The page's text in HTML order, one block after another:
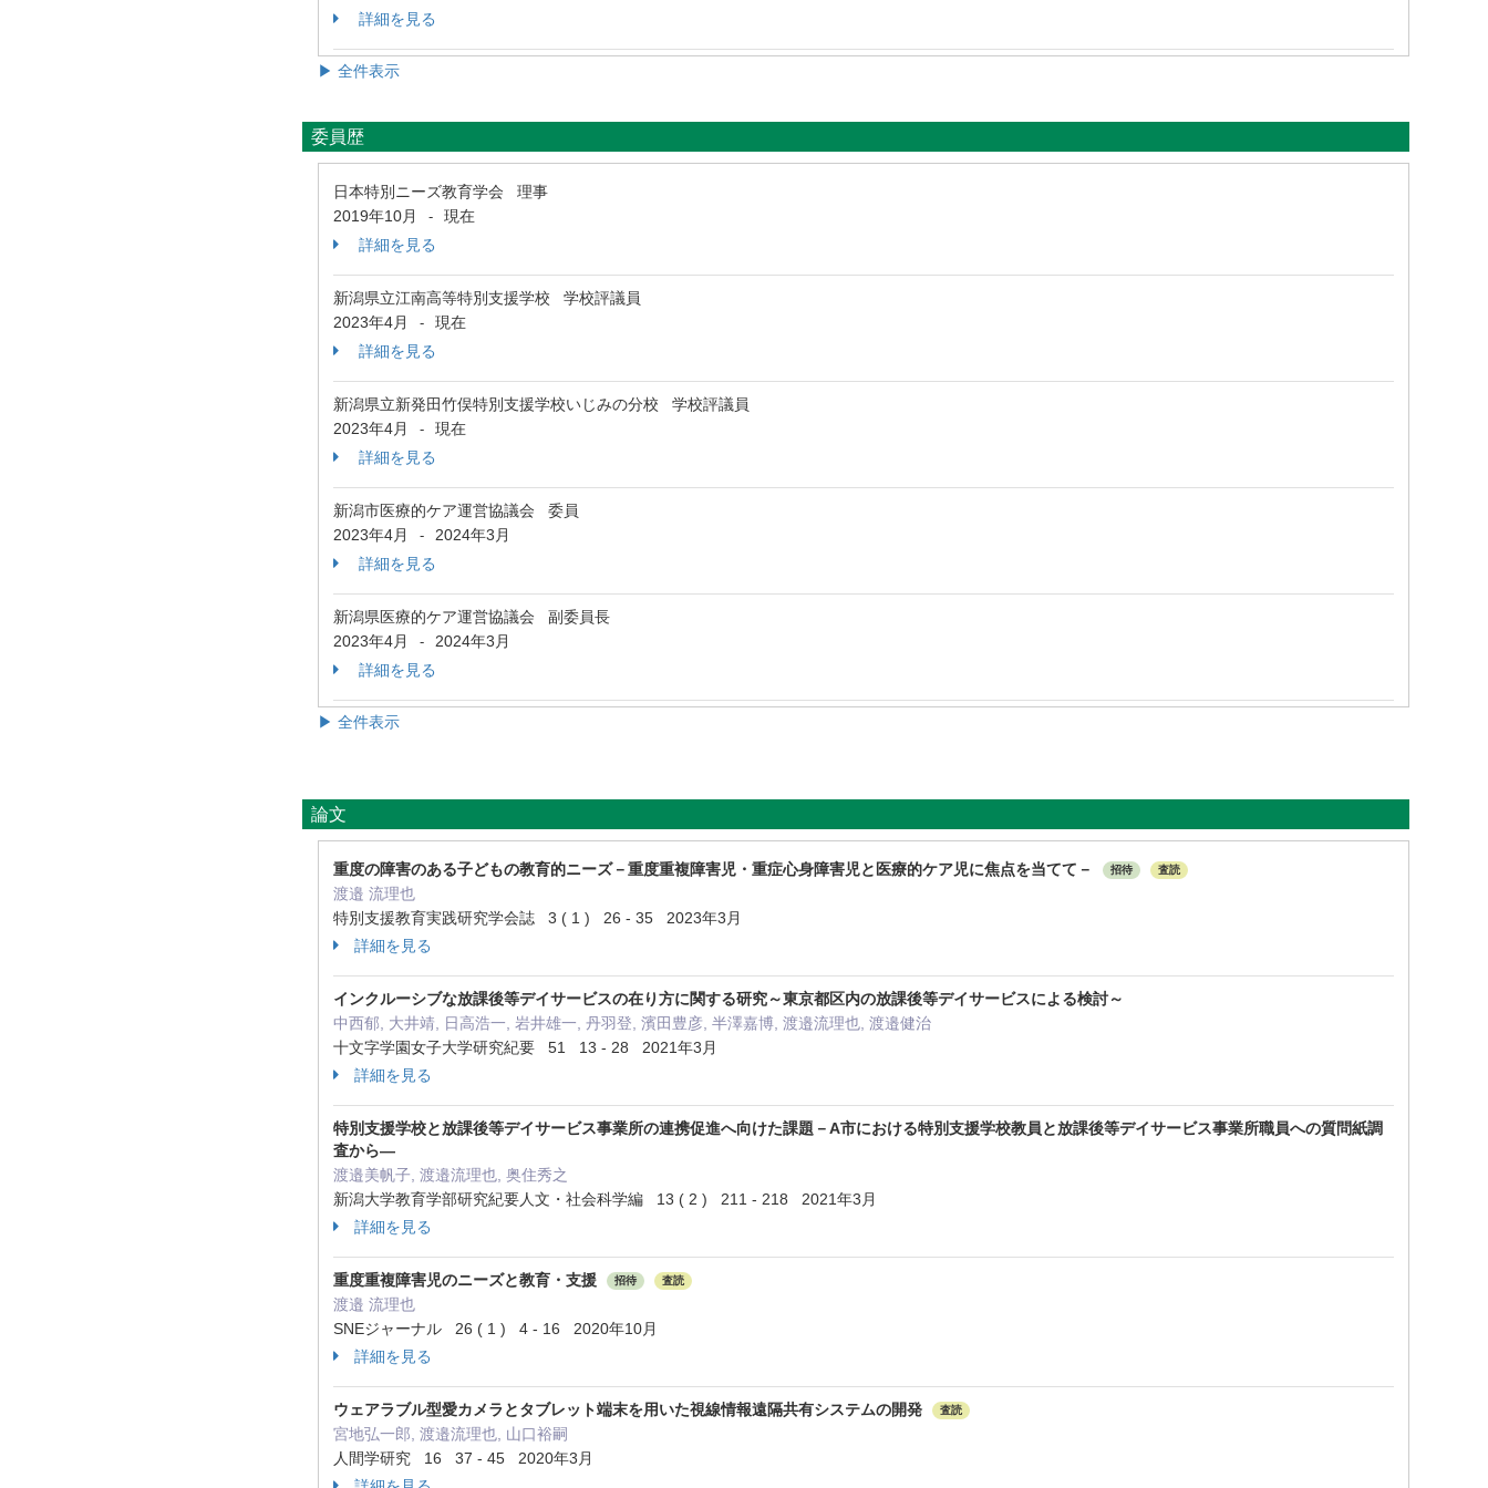
詳細を見る
▶ 全件表示
委員歴
日本特別ニーズ教育学会 理事
2019年10月
-
現在
詳細を見る
新潟県立江南高等特別支援学校 学校評議員
2023年4月
-
現在
詳細を見る
新潟県立新発田竹俣特別支援学校いじみの分校 学校評議員
2023年4月
-
現在
詳細を見る
新潟市医療的ケア運営協議会 委員
2023年4月
-
2024年3月
詳細を見る
新潟県医療的ケア運営協議会 副委員長
2023年4月
-
2024年3月
詳細を見る
▶ 全件表示
論文
重度の障害のある子どもの教育的ニーズ－重度重複障害児・重症心身障害児と医療的ケア児に焦点を当てて－ 招待 査読
渡邉 流理也
特別支援教育実践研究学会誌 3 ( 1 ) 26 - 35 2023年3月
詳細を見る
インクルーシブな放課後等デイサービスの在り方に関する研究～東京都区内の放課後等デイサービスによる検討～
中西郁, 大井靖, 日高浩一, 岩井雄一, 丹羽登, 濱田豊彦, 半澤嘉博, 渡邉流理也, 渡邉健治
十文字学園女子大学研究紀要 51 13 - 28 2021年3月
詳細を見る
特別支援学校と放課後等デイサービス事業所の連携促進へ向けた課題－A市における特別支援学校教員と放課後等デイサービス事業所職員への質問紙調
査から―
渡邉美帆子, 渡邉流理也, 奥住秀之
新潟大学教育学部研究紀要人文・社会科学編 13 ( 2 ) 211 - 218 2021年3月
詳細を見る
重度重複障害児のニーズと教育・支援 招待 査読
渡邉 流理也
SNEジャーナル 26 ( 1 ) 4 - 16 2020年10月
詳細を見る
ウェアラブル型愛カメラとタブレット端末を用いた視線情報遠隔共有システムの開発 査読
宮地弘一郎, 渡邉流理也, 山口裕嗣
人間学研究 16 37 - 45 2020年3月